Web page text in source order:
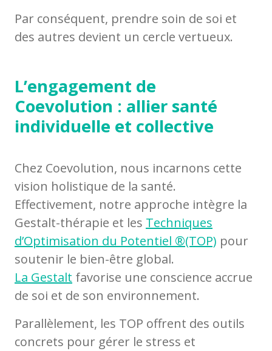
Par conséquent, prendre soin de soi et
des autres devient un cercle vertueux.
L’engagement de
Coevolution : allier santé
individuelle et collective
Chez Coevolution, nous incarnons cette
vision holistique de la santé.
Effectivement, notre approche intègre la
Gestalt-thérapie et les Techniques
d’Optimisation du Potentiel ®(TOP) pour
soutenir le bien-être global.
La Gestalt favorise une conscience accrue
de soi et de son environnement.
Parallèlement, les TOP offrent des outils
concrets pour gérer le stress et